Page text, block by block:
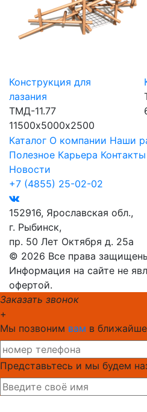
Конструкция для
лазания
ТМД-11.77
11500х5000х2500
Каталог О компании Наши
Полезное Карьера Контакты
Новости
+7 (4855) 25-02-02
152916, Ярославская обл.,
г. Рыбинск,
пр. 50 Лет Октября д. 25а
© 2026 Все права
Информация на сайте не
офертой.
Заказать звонок
+
Мы позвоним вам в
Представьтесь и мы будем